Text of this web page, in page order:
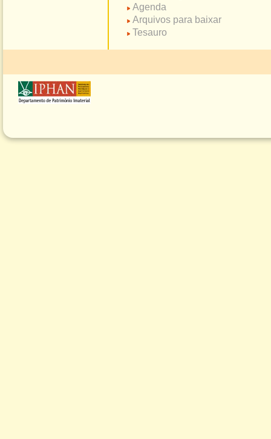
Agenda
Arquivos para baixar
Tesauro